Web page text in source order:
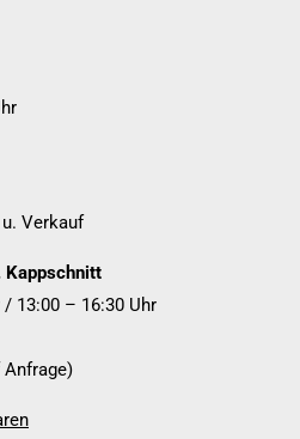
Verkauf
Kappschnitt
/ 13:00 – 16:30 Uhr
Anfrage)